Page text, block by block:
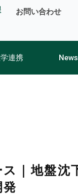
お問い合わせ
連携 News
ス｜地盤